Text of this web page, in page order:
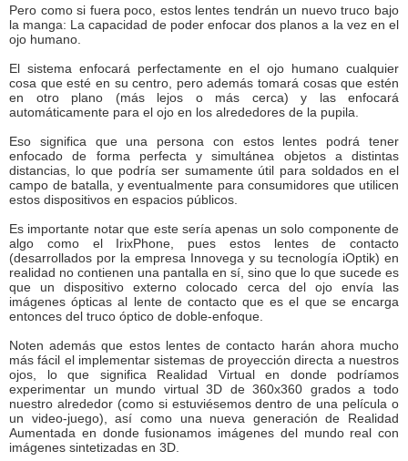
Pero como si fuera poco, estos lentes tendrán un nuevo truco bajo
la manga: La capacidad de poder enfocar dos planos a la vez en el
ojo humano.
El sistema enfocará perfectamente en el ojo humano cualquier
cosa que esté en su centro, pero además tomará cosas que estén
en otro plano (más lejos o más cerca) y las enfocará
automáticamente para el ojo en los alrededores de la pupila.
Eso significa que una persona con estos lentes podrá tener
enfocado de forma perfecta y simultánea objetos a distintas
distancias, lo que podría ser sumamente útil para soldados en el
campo de batalla, y eventualmente para consumidores que utilicen
estos dispositivos en espacios públicos.
Es importante notar que este sería apenas un solo componente de
algo como el IrixPhone, pues estos lentes de contacto
(desarrollados por la empresa Innovega y su tecnología iOptik) en
realidad no contienen una pantalla en sí, sino que lo que sucede es
que un dispositivo externo colocado cerca del ojo envía las
imágenes ópticas al lente de contacto que es el que se encarga
entonces del truco óptico de doble-enfoque.
Noten además que estos lentes de contacto harán ahora mucho
más fácil el implementar sistemas de proyección directa a nuestros
ojos, lo que significa Realidad Virtual en donde podríamos
experimentar un mundo virtual 3D de 360x360 grados a todo
nuestro alrededor (como si estuviésemos dentro de una película o
un video-juego), así como una nueva generación de Realidad
Aumentada en donde fusionamos imágenes del mundo real con
imágenes sintetizadas en 3D.